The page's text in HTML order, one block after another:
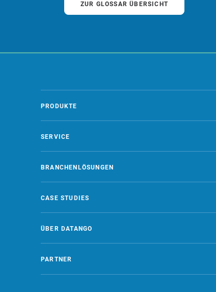
ZUR GLOSSAR ÜBERSICHT
PRODUKTE
SERVICE
BRANCHENLÖSUNGEN
CASE STUDIES
ÜBER DATANGO
PARTNER